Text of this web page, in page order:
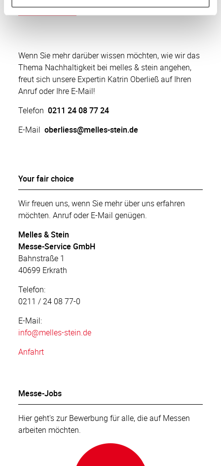
Mehr erfahren >>
Wenn Sie mehr darüber wissen möchten, wie wir das
Thema Nachhaltigkeit bei melles & stein angehen,
freut sich unsere Expertin Katrin Oberließ auf Ihren
Anruf oder Ihre E-Mail!
Telefon0211 24 08 77 24
E-Mailoberliess@melles-stein.de
Your fair choice
Wir freuen uns, wenn Sie mehr über uns erfahren
möchten. Anruf oder E-Mail genügen.
Melles & Stein
Messe-Service GmbH
Bahnstraße 1
40699 Erkrath
Telefon:
0211 / 24 08 77-0
E-Mail:
info@melles-stein.de
Anfahrt
Messe-Jobs
Hier geht's zur Bewerbung für alle, die auf Messen
arbeiten möchten.